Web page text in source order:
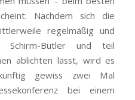
Nachdem sich die
regelmäßig und
Schirm-Butler und teil
ablichten lässt, wird es
gewiss zwei Mal
bei einem